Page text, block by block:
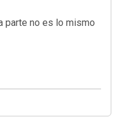
parte no es lo mismo